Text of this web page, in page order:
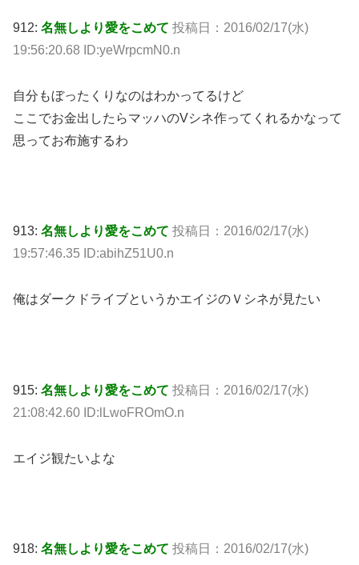
912: 名無しより愛をこめて 投稿日：2016/02/17(水)
19:56:20.68 ID:yeWrpcmN0.n
自分もぼったくりなのはわかってるけど
ここでお金出したらマッハのVシネ作ってくれるかなって
思ってお布施するわ
913: 名無しより愛をこめて 投稿日：2016/02/17(水)
19:57:46.35 ID:abihZ51U0.n
俺はダークドライブというかエイジのＶシネが見たい
915: 名無しより愛をこめて 投稿日：2016/02/17(水)
21:08:42.60 ID:lLwoFROmO.n
エイジ観たいよな
918: 名無しより愛をこめて 投稿日：2016/02/17(水)